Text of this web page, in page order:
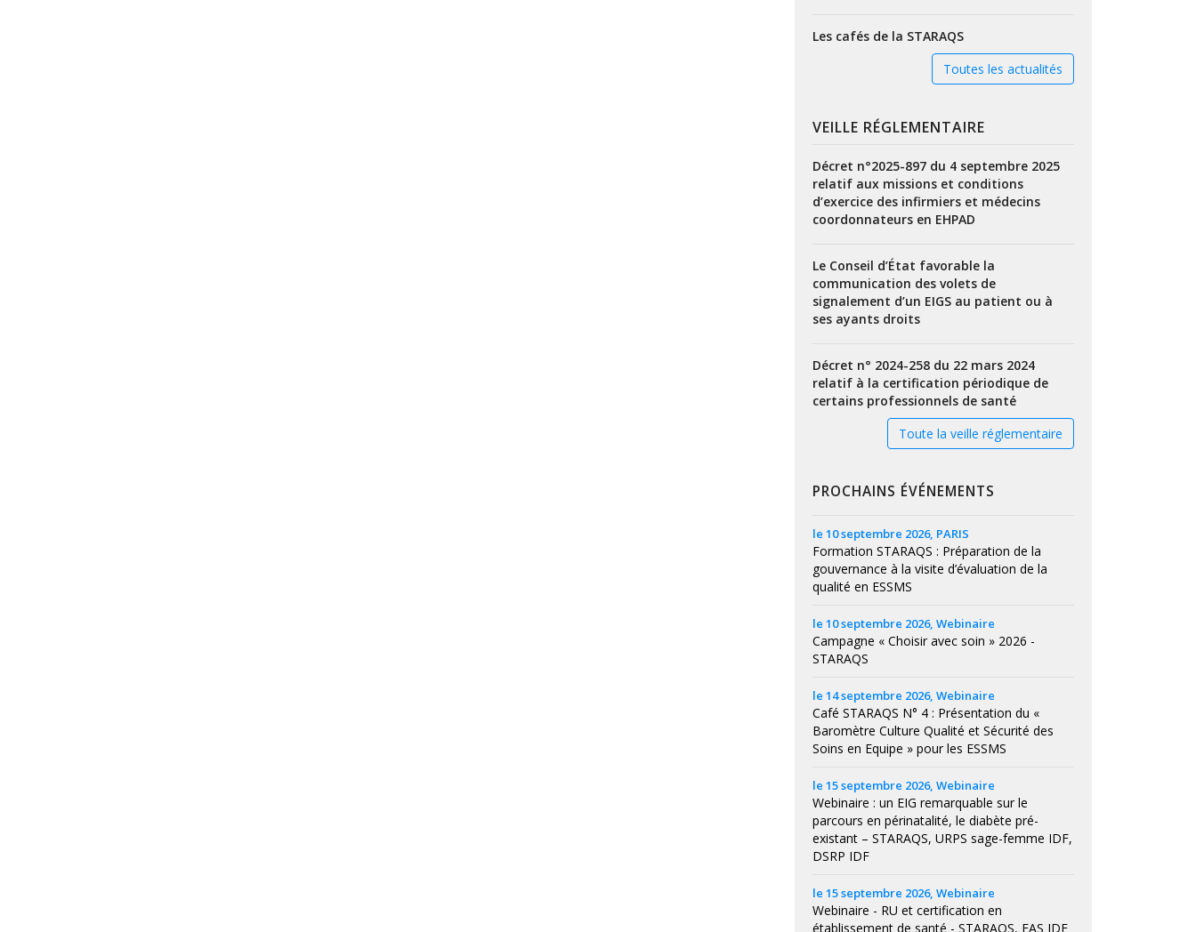
Les cafés de la STARAQS
Toutes les actualités
VEILLE RÉGLEMENTAIRE
Décret n°2025-897 du 4 septembre 2025
relatif aux missions et conditions
d’exercice des infirmiers et médecins
coordonnateurs en EHPAD
Le Conseil d’État favorable la
communication des volets de
signalement d’un EIGS au patient ou à
ses ayants droits
Décret n° 2024-258 du 22 mars 2024
relatif à la certification périodique de
certains professionnels de santé
Toute la veille réglementaire
PROCHAINS ÉVÉNEMENTS
le 10 septembre 2026, PARIS
Formation STARAQS : Préparation de la
gouvernance à la visite d’évaluation de la
qualité en ESSMS
le 10 septembre 2026, Webinaire
Campagne « Choisir avec soin » 2026 -
STARAQS
le 14 septembre 2026, Webinaire
Café STARAQS N° 4 : Présentation du «
Baromètre Culture Qualité et Sécurité des
Soins en Equipe » pour les ESSMS
le 15 septembre 2026, Webinaire
Webinaire : un EIG remarquable sur le
parcours en périnatalité, le diabète pré-
existant – STARAQS, URPS sage-femme IDF,
DSRP IDF
le 15 septembre 2026, Webinaire
Webinaire - RU et certification en
établissement de santé - STARAQS, FAS IDF